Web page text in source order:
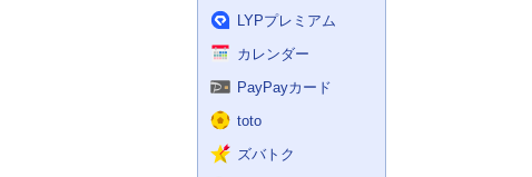
LYPプレミアム
カレンダー
PayPayカード
toto
ズバトク